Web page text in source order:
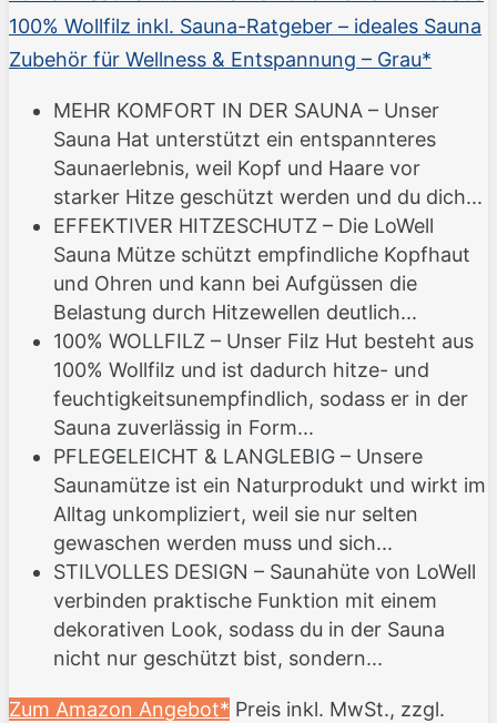
100% Wollfilz inkl. Sauna-Ratgeber – ideales Sauna
Zubehör für Wellness & Entspannung – Grau*
MEHR KOMFORT IN DER SAUNA – Unser
Sauna Hat unterstützt ein entspannteres
Saunaerlebnis, weil Kopf und Haare vor
starker Hitze geschützt werden und du dich...
EFFEKTIVER HITZESCHUTZ – Die LoWell
Sauna Mütze schützt empfindliche Kopfhaut
und Ohren und kann bei Aufgüssen die
Belastung durch Hitzewellen deutlich...
100% WOLLFILZ – Unser Filz Hut besteht aus
100% Wollfilz und ist dadurch hitze- und
feuchtigkeitsunempfindlich, sodass er in der
Sauna zuverlässig in Form...
PFLEGELEICHT & LANGLEBIG – Unsere
Saunamütze ist ein Naturprodukt und wirkt im
Alltag unkompliziert, weil sie nur selten
gewaschen werden muss und sich...
STILVOLLES DESIGN – Saunahüte von LoWell
verbinden praktische Funktion mit einem
dekorativen Look, sodass du in der Sauna
nicht nur geschützt bist, sondern...
Zum Amazon Angebot* Preis inkl. MwSt., zzgl.